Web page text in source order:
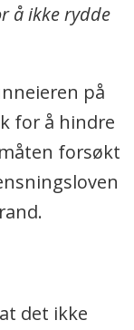
å ikke rydde
på
for å hindre
forsøkt
det ikke